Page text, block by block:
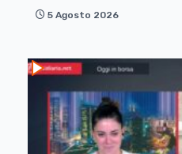
5 Agosto 2026